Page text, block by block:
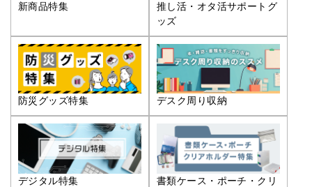
新商品特集
推し活・オタ活サポートグ
ッズ
防災グッズ特集 デスク周り収納
デジタル特集
書類ケース・ポーチ・クリ